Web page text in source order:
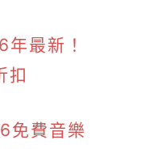
最新！
扣
免費音樂